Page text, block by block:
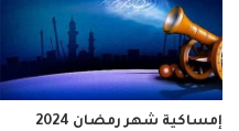
إمساكية شهر رمضان 2024